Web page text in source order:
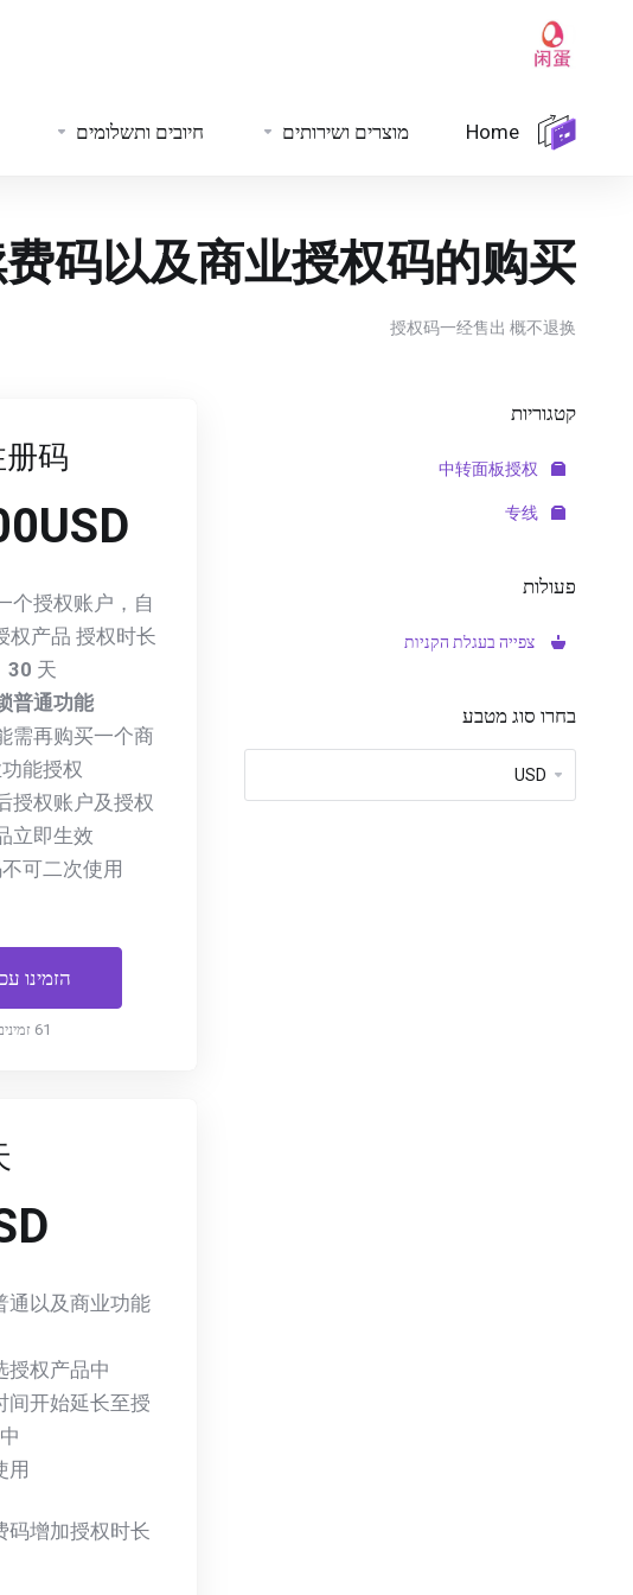
Home מוצרים ושירותים חיובים ותשלומים
码以及商业授权码的购买。
授权码一经售出 概不退换
קטגוריות
פעולות
צפייה בעגלת הקניות
בחרו סוג מטבע
册码
个授权账户，自
权产品 授权时长
30 天。
普通功能
需再购买一个商
能授权。
授权账户及授权
立即生效。
可二次使用。
הזמינו
61 זמינים
码增加授权时长
通以及商业功能
权产品中。
间开始延长至授
。